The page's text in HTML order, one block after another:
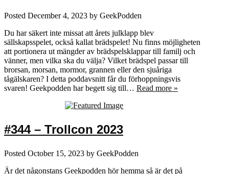
Posted December 4, 2023 by GeekPodden
Du har säkert inte missat att årets julklapp blev
sällskapsspelet, också kallat brädspelet! Nu finns möjligheten
att portionera ut mängder av brädspelsklappar till familj och
vänner, men vilka ska du välja? Vilket brädspel passar till
brorsan, morsan, mormor, grannen eller den sjuåriga
tågälskaren? I detta poddavsnitt får du förhoppningsvis
svaren! Geekpodden har begett sig till… Read more »
#344 – Trollcon 2023
Posted October 15, 2023 by GeekPodden
Är det någonstans Geekpodden hör hemma så är det på